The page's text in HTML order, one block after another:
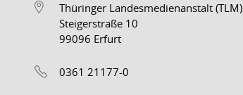
Thüringer Landesmedienanstalt (TLM)
Steigerstraße 10
99096 Erfurt
0361 21177-0